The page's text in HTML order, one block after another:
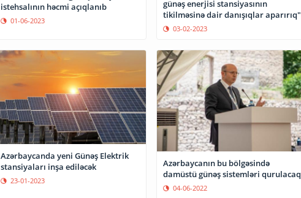
istehsalının həcmi açıqlanıb
01-06-2023
günəş enerjisi stansiyasının
tikilməsinə dair danışıqlar aparırıq"
03-02-2023
Azərbaycanda yeni Günəş Elektrik
stansiyaları inşa ediləcək
23-01-2023
Azərbaycanın bu bölgəsində
damüstü günəş sistemləri qurulacaq
04-06-2022